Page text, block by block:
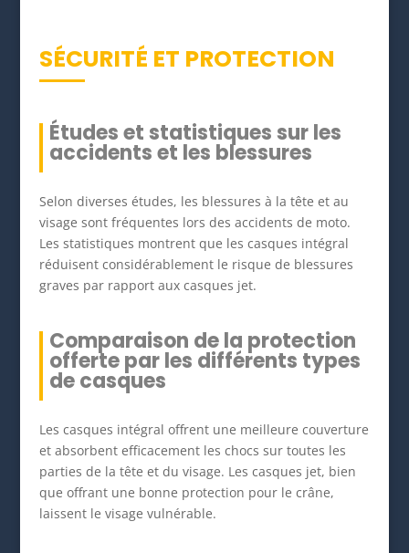
SÉCURITÉ ET PROTECTION
Études et statistiques sur les
accidents et les blessures
Selon diverses études, les blessures à la tête et au
visage sont fréquentes lors des accidents de moto.
Les statistiques montrent que les casques intégral
réduisent considérablement le risque de blessures
graves par rapport aux casques jet.
Comparaison de la protection
offerte par les différents types
de casques
Les casques intégral offrent une meilleure couverture
et absorbent efficacement les chocs sur toutes les
parties de la tête et du visage. Les casques jet, bien
que offrant une bonne protection pour le crâne,
laissent le visage vulnérable.